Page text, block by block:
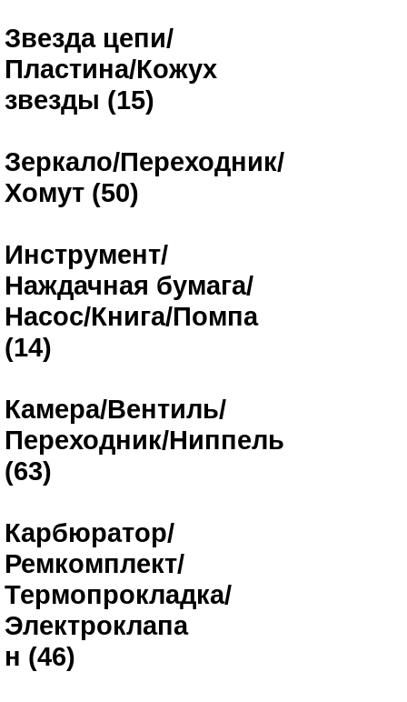
Звезда цепи/
Пластина/Кожух
звезды (15)
Зеркало/Переходник/
Хомут (50)
Инструмент/
Наждачная бумага/
Насос/Книга/Помпа
(14)
Камера/Вентиль/
Переходник/Ниппель
(63)
Карбюратор/
Ремкомплект/
Термопрокладка/
Электроклапа
н (46)